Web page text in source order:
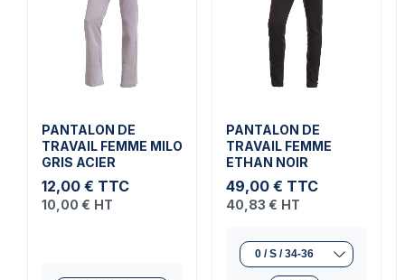
PANTALON DE
TRAVAIL FEMME MILO
GRIS ACIER
12,00 € TTC
10,00 € HT
PANTALON DE
TRAVAIL FEMME
ETHAN NOIR
49,00 € TTC
40,83 € HT